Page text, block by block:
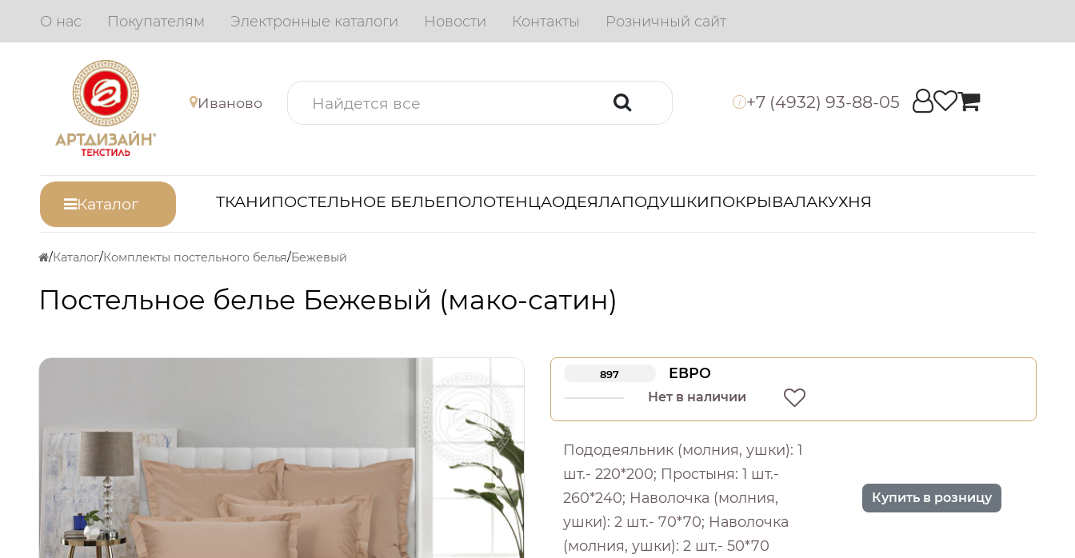
О нас Покупателям Электронные каталоги Новости Контакты Розничный сайт
Иваново i +7 (4932) 93-88-05
Каталог ТКАНИПОСТЕЛЬНОЕ БЕЛЬЕПОЛОТЕНЦАОДЕЯЛАПОДУШКИПОКРЫВАЛАКУХНЯ
Каталог Комплекты постельного белья Бежевый
Постельное белье Бежевый (мако-сатин)
897 ЕВРО
Нет в наличии
Пододеяльник (молния, ушки): 1
шт.- 220*200; Простыня: 1 шт.-
260*240; Наволочка (молния,
ушки): 2 шт.- 70*70; Наволочка
(молния, ушки): 2 шт.- 50*70
Купить в розницу